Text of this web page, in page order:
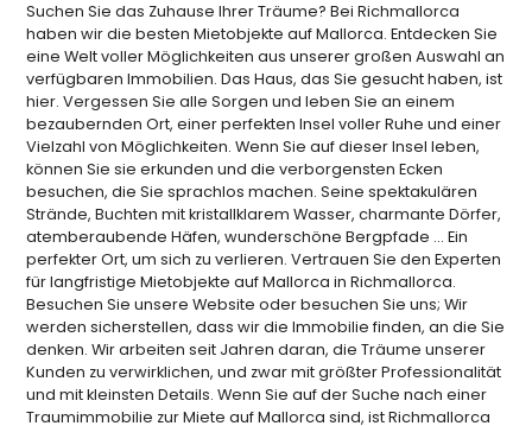
Suchen Sie das Zuhause Ihrer Träume? Bei Richmallorca
haben wir die besten Mietobjekte auf Mallorca. Entdecken Sie
eine Welt voller Möglichkeiten aus unserer großen Auswahl an
verfügbaren Immobilien. Das Haus, das Sie gesucht haben, ist
hier. Vergessen Sie alle Sorgen und leben Sie an einem
bezaubernden Ort, einer perfekten Insel voller Ruhe und einer
Vielzahl von Möglichkeiten. Wenn Sie auf dieser Insel leben,
können Sie sie erkunden und die verborgensten Ecken
besuchen, die Sie sprachlos machen. Seine spektakulären
Strände, Buchten mit kristallklarem Wasser, charmante Dörfer,
atemberaubende Häfen, wunderschöne Bergpfade ... Ein
perfekter Ort, um sich zu verlieren. Vertrauen Sie den Experten
für langfristige Mietobjekte auf Mallorca in Richmallorca.
Besuchen Sie unsere Website oder besuchen Sie uns; Wir
werden sicherstellen, dass wir die Immobilie finden, an die Sie
denken. Wir arbeiten seit Jahren daran, die Träume unserer
Kunden zu verwirklichen, und zwar mit größter Professionalität
und mit kleinsten Details. Wenn Sie auf der Suche nach einer
Traumimmobilie zur Miete auf Mallorca sind, ist Richmallorca